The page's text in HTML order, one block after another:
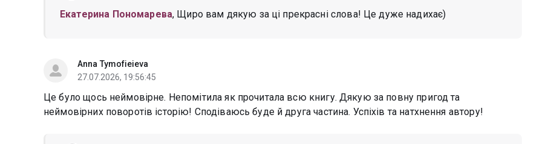
Екатерина Пономарева, Щиро вам дякую за ці прекрасні слова! Це дуже надихає)
Anna Tymofieieva
27.07.2026, 19:56:45
Це було щось неймовірне. Непомітила як прочитала всю книгу. Дякую за повну пригод та
неймовірних поворотів історію! Сподіваюсь буде й друга частина. Успіхів та натхнення автору!